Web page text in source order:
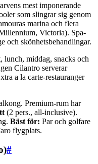
mest imponerande
som slingrar sig genom
marina och flera
Victoria). Spa-
och skönhetsbehandlingar.
middag, snacks och
Cilantro serverar
a la carte-restauranger
Premium-rum har
(2 pers., all-inclusive).
Bäst för: Par och golfare
flygplats.
#